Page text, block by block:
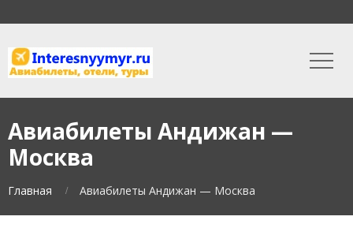
Авиабилеты Андижан —
Москва
Главная Авиабилеты Андижан — Москва